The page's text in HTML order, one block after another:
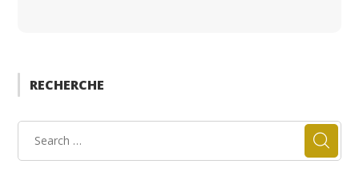
RECHERCHE